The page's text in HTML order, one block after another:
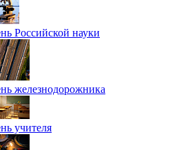
Российской науки
железнодорожника
учителя